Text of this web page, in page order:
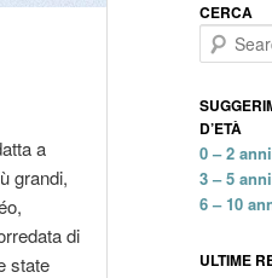
a
grandi,
di
state
CERCA
Search
D’ETÀ
0 – 2 anni
3 – 5 anni
6 – 10
ULTIME